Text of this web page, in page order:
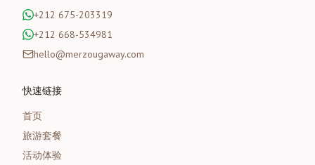
+212 675-203319
+212 668-534981
hello@merzougaway.com
快速链接
首页
旅游套餐
活动体验